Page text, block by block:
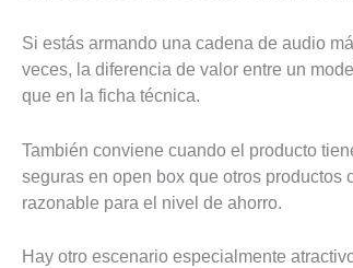
Si estás armando una cadena de audio
veces, la diferencia de valor entre un
que en la ficha técnica.
También conviene cuando el producto
seguras en open box que otros
razonable para el nivel de ahorro.
Hay otro escenario especialmente